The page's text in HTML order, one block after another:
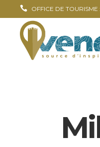
OFFICE DE